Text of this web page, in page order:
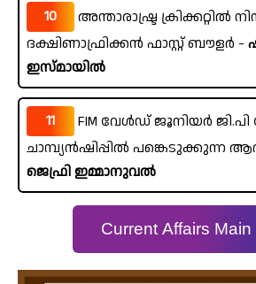
10
അന്താരാഷ്ട്ര ക്രിക്കറ്റിൽ
ദക്ഷിണാഫ്രിക്കൻ ഫാസ്റ്റ് ബൗളർ -
ഇസ്മായിൽ
11
FIM വേൾഡ് ജൂനിയർ
ചാമ്പ്യൻഷിപ്പിൽ പങ്കെടുക്കുന്ന
ജെഫ്രി ഇമ്മാനുവൽ
Current Affairs Main